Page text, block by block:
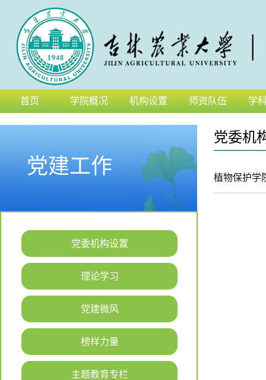
首页 学院概况 机构设置 师资队伍 学
党建工作
党委机构设置
理论学习
党建微风
榜样力量
主题教育专栏
党委机
植物保护学